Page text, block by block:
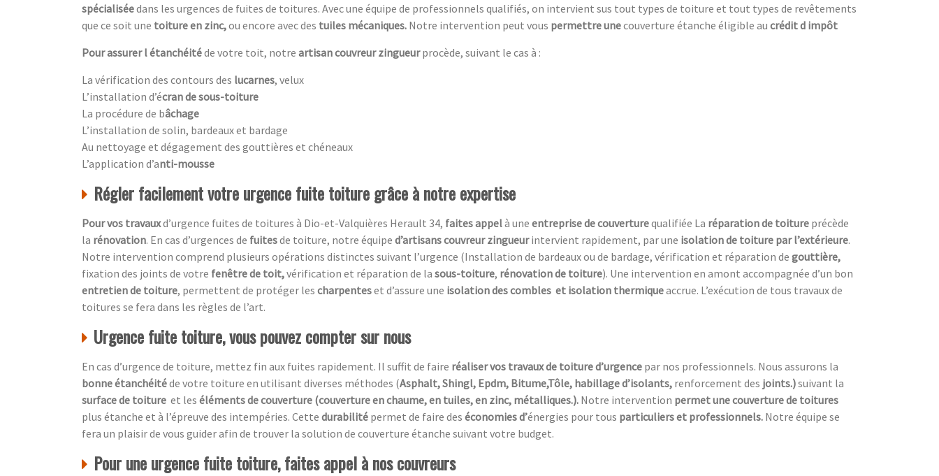
spécialiséedans les urgences de fuites de toitures. Avec une équipe de professionnels qualifiés, on intervient sus tout types de toiture et tout types de revêtements
que ce soit une toiture en zinc,ou encore avec des tuiles mécaniques. Notre intervention peut vous permettre unecouverture étanche éligible au crédit d impôt
Pour assurer l étanchéitéde votre toit, notre artisan couvreur zingueurprocède, suivant le cas à :
La vérification des contours des lucarnes, velux
L’installation d’écran de sous-toiture
La procédure de bâchage
L’installation de solin, bardeaux et bardage
Au nettoyage et dégagement des gouttières et chéneaux
L’application d’anti-mousse
Régler facilement votre urgence fuite toiture grâce à notre expertise
Pour vos travauxd’urgence fuites de toitures à Dio-et-Valquières Herault 34, faites appelà une entreprise de couverturequalifiée La réparation de toiture précède
la rénovation. En cas d’urgences de fuitesde toiture, notre équipe d’artisans couvreur zingueurintervient rapidement, par une isolation de toiture par l’extérieure.
Notre intervention comprend plusieurs opérations distinctes suivant l’urgence (Installation de bardeaux ou de bardage, vérification et réparation de gouttière,
fixation des joints de votre fenêtre de toit,vérification et réparation de la sous-toiture, rénovation de toiture). Une intervention en amont accompagnée d’un bon
entretien de toiture, permettent de protéger les charpenteset d’assure une isolation des combles et isolation thermiqueaccrue. L’exécution de tous travaux de
toitures se fera dans les règles de l’art.
Urgence fuite toiture, vous pouvez compter sur nous
En cas d’urgence de toiture, mettez fin aux fuites rapidement. Il suffit de faire réaliser vos travaux de toiture d’urgence par nos professionnels. Nous assurons la
bonne étanchéitéde votre toiture en utilisant diverses méthodes (Asphalt, Shingl, Epdm, Bitume,Tôle, habillage d’isolants, renforcement des joints.)suivant la
surface de toiture et les éléments de couverture (couverture en chaume, en tuiles, en zinc, métalliques.). Notre intervention permet une couverture de toitures
plus étanche et à l’épreuve des intempéries. Cette durabilité permet de faire des économies d’énergies pour tous particuliers et professionnels. Notre équipe se
fera un plaisir de vous guider afin de trouver la solution de couverture étanche suivant votre budget.
Pour une urgence fuite toiture, faites appel à nos couvreurs